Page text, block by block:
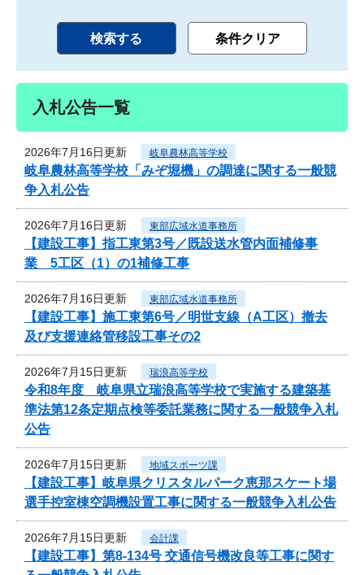
入札公告一覧
2026年7月16日更新 岐阜農林高等学校
岐阜農林高等学校「みぞ堀機」の調達に関する一般競
争入札公告
2026年7月16日更新 東部広域水道事務所
【建設工事】指工東第3号／既設送水管内面補修事
業 5工区（1）の1補修工事
2026年7月16日更新 東部広域水道事務所
【建設工事】施工東第6号／明世支線（A工区）撤去
及び支援連絡管移設工事その2
2026年7月15日更新 瑞浪高等学校
令和8年度 岐阜県立瑞浪高等学校で実施する建築基
準法第12条定期点検等委託業務に関する一般競争入札
公告
2026年7月15日更新 地域スポーツ課
【建設工事】岐阜県クリスタルパーク恵那スケート場
選手控室棟空調機設置工事に関する一般競争入札公告
2026年7月15日更新 会計課
【建設工事】第8-134号 交通信号機改良等工事に関す